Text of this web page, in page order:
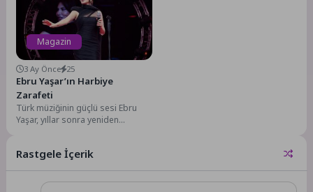
eli...
Magazin
3 Ay Önce 25
Ebru Yaşar’ın Harbiye
Zarafeti
Türk müziğinin güçlü sesi Ebru
Yaşar, yıllar sonra yeniden
Rastgele İçerik